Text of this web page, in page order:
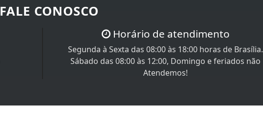
FALE CONOSCO
Horário de atendimento
Segunda à Sexta das 08:00 às 18:00 horas de Brasília.
Sábado das 08:00 às 12:00, Domingo e feriados não
Atendemos!